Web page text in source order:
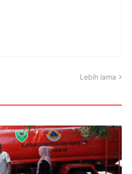
Lebih lama